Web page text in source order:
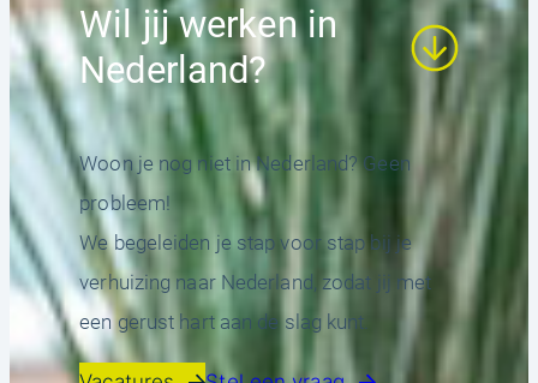
Wil jij werken in
Nederland?
Woon je nog niet in Nederland? Geen
probleem!
We begeleiden je stap voor stap bij je
verhuizing naar Nederland, zodat jij met
een gerust hart aan de slag kunt.